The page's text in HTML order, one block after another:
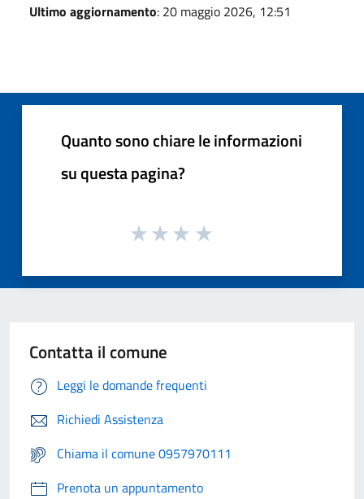
Ultimo aggiornamento: 20 maggio 2026, 12:51
Quanto sono chiare le informazioni
su questa pagina?
Contatta il comune
Leggi le domande frequenti
Richiedi Assistenza
Chiama il comune 0957970111
Prenota un appuntamento